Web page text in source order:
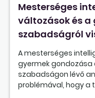
Mesterséges
változások és
szabadságról
A mesterséges
gyermek gondozása
szabadságon lévő
problémával, hogy a